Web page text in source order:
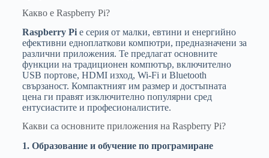
Какво е Raspberry Pi?
Raspberry Piе серия от малки, евтини и енергийно
ефективни едноплаткови компютри, предназначени за
различни приложения. Те предлагат основните
функции на традиционен компютър, включително
USB портове, HDMI изход, Wi-Fi и Bluetooth
свързаност. Компактният им размер и достъпната
цена ги правят изключително популярни сред
ентусиастите и професионалистите.
Какви са основните приложения на Raspberry Pi?
1. Образование и обучение по програмиране